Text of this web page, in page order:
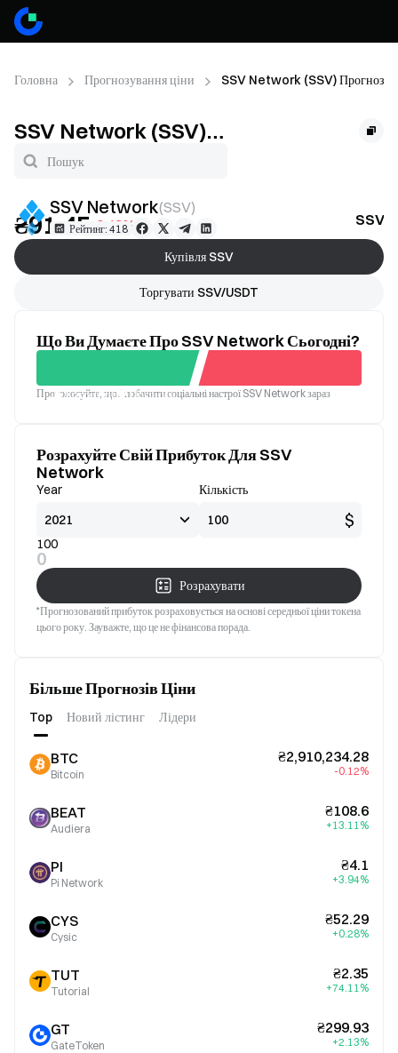
Головна Прогнозування ціни SSV Network (SSV)
SSV Network (SSV)
Прогнозування ціни
SSV Network(SSV)
Рейтинг: 418 SSV
₴91.45-0.43%
Купівля SSV
Торгувати SSV/USDT
Що Ви Думаєте Про SSV Network Сьогодні?
Хороший Поганий
Проголосуйте, щоб побачити соціальні настрої SSV Network зараз
Розрахуйте Свій Прибуток Для SSV
Network
Year Кількість
$
100
0
Розрахувати
*Прогнозований прибуток розраховується на основі середньої ціни токена
цього року. Зауважте, що це не фінансова порада.
Більше Прогнозів Ціни
Top Новий лістинг Лідери
BTC
Bitcoin
₴2,910,234.28
-0.12%
BEAT
Audiera
₴108.6
+13.11%
PI
Pi Network
₴4.1
+3.94%
CYS
Cysic
₴52.29
+0.28%
TUT
Tutorial
₴2.35
+74.11%
GT
GateToken
₴299.93
+2.13%